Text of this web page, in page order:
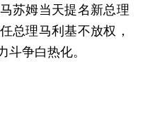
苏姆当天提名新总理
总理马利基不放权，
斗争白热化。